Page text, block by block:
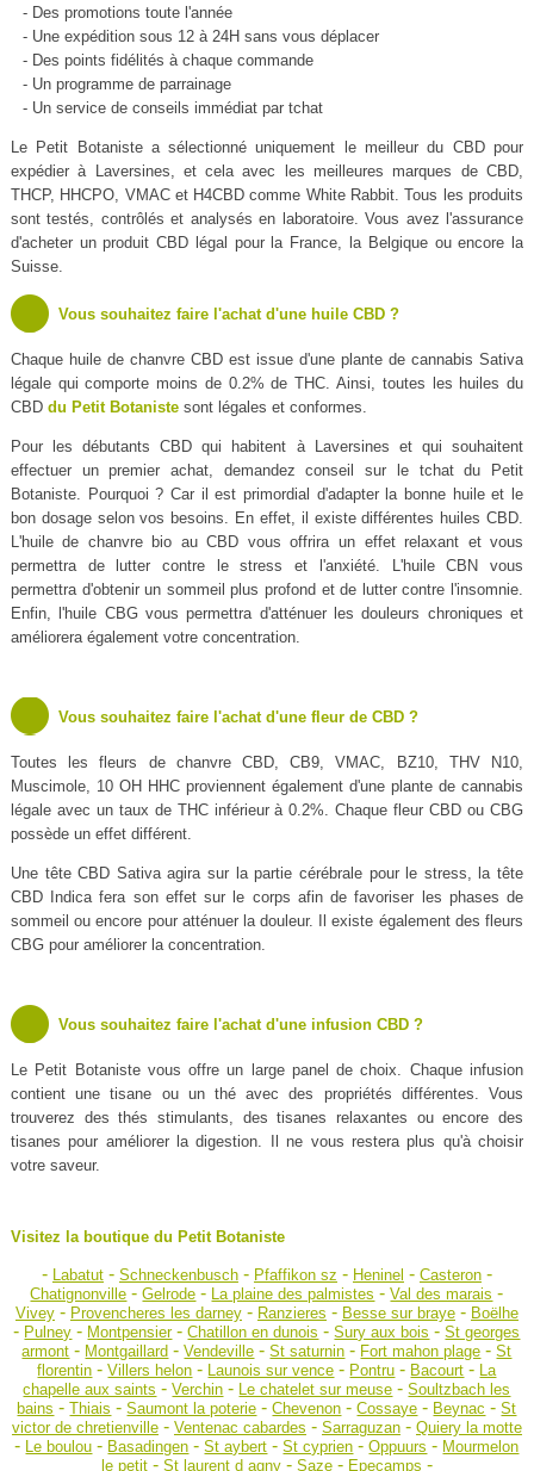
- Des promotions toute l'année
- Une expédition sous 12 à 24H sans vous déplacer
- Des points fidélités à chaque commande
- Un programme de parrainage
- Un service de conseils immédiat par tchat
Le Petit Botaniste a sélectionné uniquement le meilleur du CBD pour
expédier à Laversines, et cela avec les meilleures marques de CBD,
THCP, HHCPO, VMAC et H4CBD comme White Rabbit. Tous les produits
sont testés, contrôlés et analysés en laboratoire. Vous avez l'assurance
d'acheter un produit CBD légal pour la France, la Belgique ou encore la
Suisse.
Vous souhaitez faire l'achat d'une huile CBD ?
Chaque huile de chanvre CBD est issue d'une plante de cannabis Sativa
légale qui comporte moins de 0.2% de THC. Ainsi, toutes les huiles du
CBD du Petit Botanistesont légales et conformes.
Pour les débutants CBD qui habitent à Laversines et qui souhaitent
effectuer un premier achat, demandez conseil sur le tchat du Petit
Botaniste. Pourquoi ? Car il est primordial d'adapter la bonne huile et le
bon dosage selon vos besoins. En effet, il existe différentes huiles CBD.
L'huile de chanvre bio au CBD vous offrira un effet relaxant et vous
permettra de lutter contre le stress et l'anxiété. L'huile CBN vous
permettra d'obtenir un sommeil plus profond et de lutter contre l'insomnie.
Enfin, l'huile CBG vous permettra d'atténuer les douleurs chroniques et
améliorera également votre concentration.
Vous souhaitez faire l'achat d'une fleur de CBD ?
Toutes les fleurs de chanvre CBD, CB9, VMAC, BZ10, THV N10,
Muscimole, 10 OH HHC proviennent également d'une plante de cannabis
légale avec un taux de THC inférieur à 0.2%. Chaque fleur CBD ou CBG
possède un effet différent.
Une tête CBD Sativa agira sur la partie cérébrale pour le stress, la tête
CBD Indica fera son effet sur le corps afin de favoriser les phases de
sommeil ou encore pour atténuer la douleur. Il existe également des fleurs
CBG pour améliorer la concentration.
Vous souhaitez faire l'achat d'une infusion CBD ?
Le Petit Botaniste vous offre un large panel de choix. Chaque infusion
contient une tisane ou un thé avec des propriétés différentes. Vous
trouverez des thés stimulants, des tisanes relaxantes ou encore des
tisanes pour améliorer la digestion. Il ne vous restera plus qu'à choisir
votre saveur.
Visitez la boutique du Petit Botaniste
- Labatut- Schneckenbusch- Pfaffikon sz - Heninel - Casteron-
Chatignonville -Gelrode - La plaine des palmistes -Val des marais -
Vivey- Provencheres les darney- Ranzieres - Besse sur braye- Boëlhe
- Pulney - Montpensier-Chatillon en dunois -Sury aux bois -St georges
armont - Montgaillard -Vendeville -St saturnin - Fort mahon plage -St
florentin -Villers helon - Launois sur vence - Pontru - Bacourt - La
chapelle aux saints -Verchin - Le chatelet sur meuse -Soultzbach les
bains -Thiais -Saumont la poterie -Chevenon -Cossaye - Beynac -St
victor de chretienville- Ventenac cabardes - Sarraguzan- Quiery la motte
- Le boulou - Basadingen -St aybert -St cyprien -Oppuurs - Mourmelon
le petit- St laurent d agny- Saze- Epecamps -